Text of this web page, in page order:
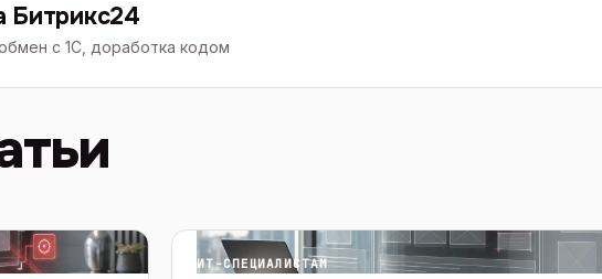
Битрикс24
с 1С, доработка кодом
ИТ-СПЕЦИАЛИСТАМ